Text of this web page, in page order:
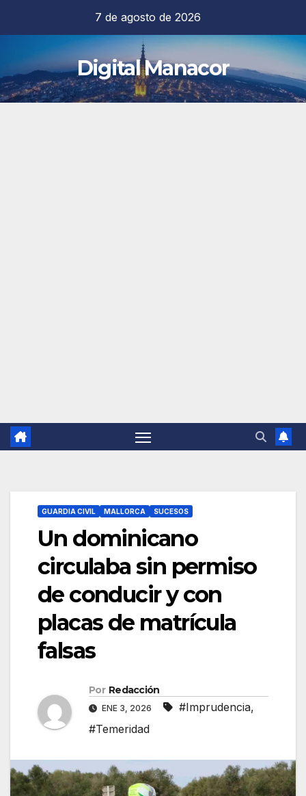
contenido
7 de agosto de 2026
Digital Manacor
GUARDIA CIVIL MALLORCA SUCESOS
Un dominicano
circulaba sin permiso
de conducir y con
placas de matrícula
falsas
Por Redacción
ENE 3, 2026 #Imprudencia,
#Temeridad